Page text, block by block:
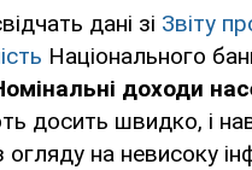
дані зі Звіту
Національного
доходи
досить швидко, і
огляду на невисоку